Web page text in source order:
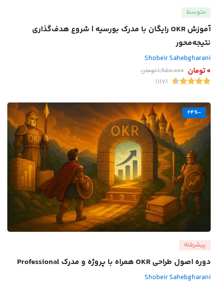
متوسط
آموزش OKR رایگان با مدرک بورسیه | شروع هدف‌گذاری
نتیجه‌محور
Shobeir Sahebgharani
0تومان 1,950,000تومان
(117)
-24%
پیشرفته
دوره اصول طراحی OKR همراه با پروژه و مدرک Professional
Shobeir Sahebgharani